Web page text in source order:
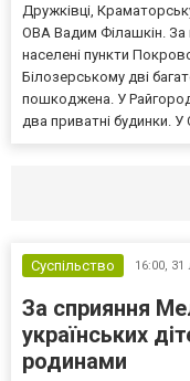
Дружківці,
ОВА Вадим Філашкін. За
населені пункти
Білозерському дві
пошкоджена. У
два приватні будинки. У
Суспільство 16:00, 31
За сприяння
українських
родинами